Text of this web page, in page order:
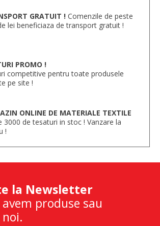
GRATUIT ! Comenzile de peste
lei beneficiaza de transport gratuit !
PROMO !
competitive pentru toate produsele
pe site !
ONLINE DE MATERIALE TEXTILE
3000 de tesaturi in stoc ! Vanzare la
!
la Newsletter
produse sau